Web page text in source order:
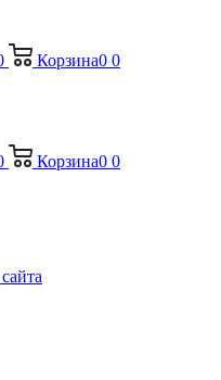
Корзина0 0
Корзина0 0